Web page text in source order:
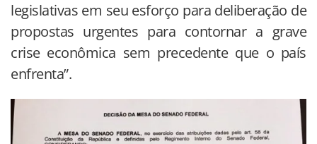
legislativas em seu esforço para deliberação de
propostas urgentes para contornar a grave
crise econômica sem precedente que o país
enfrenta”.